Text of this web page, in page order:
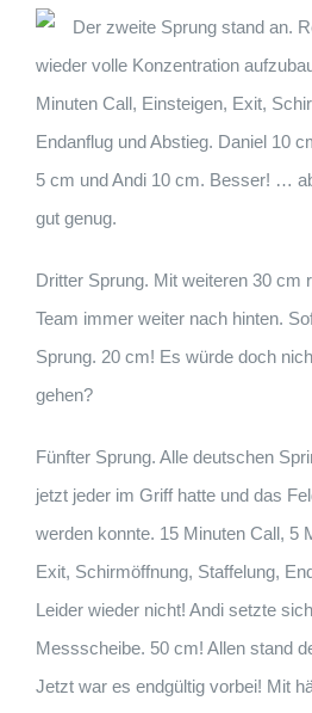
Der zweite Sprung stand an.
wieder volle Konzentration
Minuten Call, Einsteigen, Exit,
Endanflug und Abstieg. Daniel 10
5 cm und Andi 10 cm. Besser! …
gut genug.
Dritter Sprung. Mit weiteren 30 cm
Team immer weiter nach hinten.
Sprung. 20 cm! Es würde doch
gehen?
Fünfter Sprung. Alle deutschen
jetzt jeder im Griff hatte und das
werden konnte. 15 Minuten Call, 5
Exit, Schirmöffnung, Staffelung,
Leider wieder nicht! Andi setzte
Messscheibe. 50 cm! Allen stand
Jetzt war es endgültig vorbei! Mit